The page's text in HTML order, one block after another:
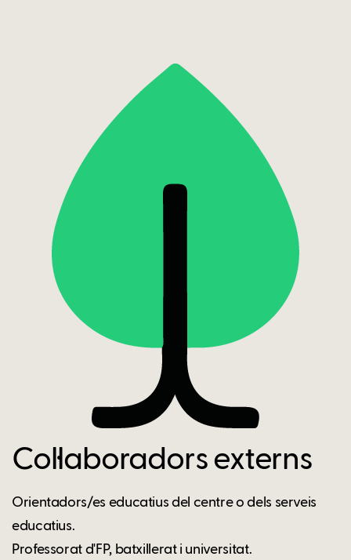
Col·laboradors externs
Orientadors/es educatius del centre o dels serveis
educatius.
Professorat d'FP, batxillerat i universitat.